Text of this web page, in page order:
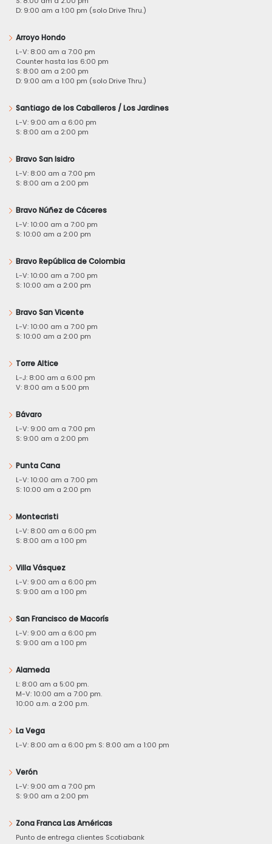
D: 9:00 am a 1:00 pm (solo Drive Thru.)
Arroyo Hondo
L-V: 8:00 am a 7:00 pm
Counter hasta las 6:00 pm
S: 8:00 am a 2:00 pm
D: 9:00 am a 1:00 pm (solo Drive Thru.)
Santiago de los Caballeros / Los Jardines
L-V: 9:00 am a 6:00 pm
S: 8:00 am a 2:00 pm
Bravo San Isidro
L-V: 8:00 am a 7:00 pm
S: 8:00 am a 2:00 pm
Bravo Núñez de Cáceres
L-V: 10:00 am a 7:00 pm
S: 10:00 am a 2:00 pm
Bravo República de Colombia
L-V: 10:00 am a 7:00 pm
S: 10:00 am a 2:00 pm
Bravo San Vicente
L-V: 10:00 am a 7:00 pm
S: 10:00 am a 2:00 pm
Torre Altice
L-J: 8:00 am a 6:00 pm
V: 8:00 am a 5:00 pm
Bávaro
L-V: 9:00 am a 7:00 pm
S: 9:00 am a 2:00 pm
Punta Cana
L-V: 10:00 am a 7:00 pm
S: 10:00 am a 2:00 pm
Montecristi
L-V: 8:00 am a 6:00 pm
S: 8:00 am a 1:00 pm
Villa Vásquez
L-V: 9:00 am a 6:00 pm
S: 9:00 am a 1:00 pm
San Francisco de Macorís
L-V: 9:00 am a 6:00 pm
S: 9:00 am a 1:00 pm
Alameda
L: 8:00 am a 5:00 pm.
M-V: 10:00 am a 7:00 pm.
10:00 a.m. a 2:00 p.m.
La Vega
L-V: 8:00 am a 6:00 pm S: 8:00 am a 1:00 pm
Verón
L-V: 9:00 am a 7:00 pm
S: 9:00 am a 2:00 pm
Zona Franca Las Américas
Punto de entrega clientes Scotiabank